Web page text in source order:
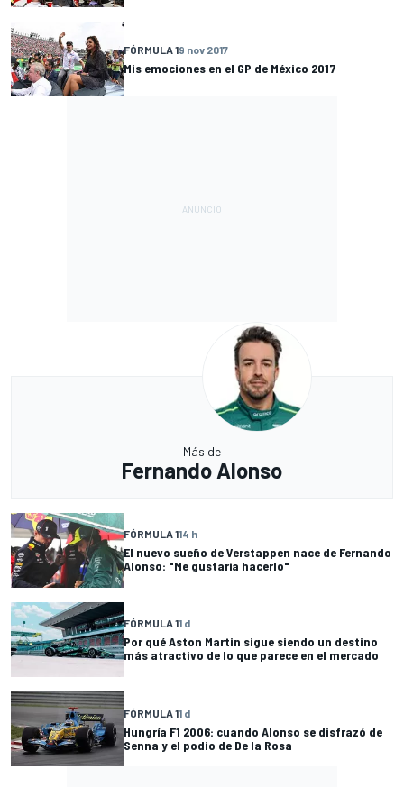
FÓRMULA 19 nov 2017
Mis emociones en el GP de México 2017
Más de
Fernando Alonso
FÓRMULA 114 h
El nuevo sueño de Verstappen nace de Fernando
Alonso: "Me gustaría hacerlo"
FÓRMULA 11 d
Por qué Aston Martin sigue siendo un destino
más atractivo de lo que parece en el mercado
FÓRMULA 11 d
Hungría F1 2006: cuando Alonso se disfrazó de
Senna y el podio de De la Rosa